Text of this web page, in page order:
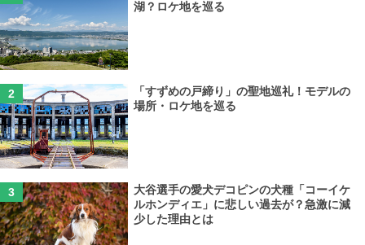
湖？ロケ地を巡る
「すずめの戸締り」の聖地巡礼！モデルの
場所・ロケ地を巡る
大谷選手の愛犬デコピンの犬種「コーイケ
ルホンディエ」に悲しい過去が？急激に減
少した理由とは